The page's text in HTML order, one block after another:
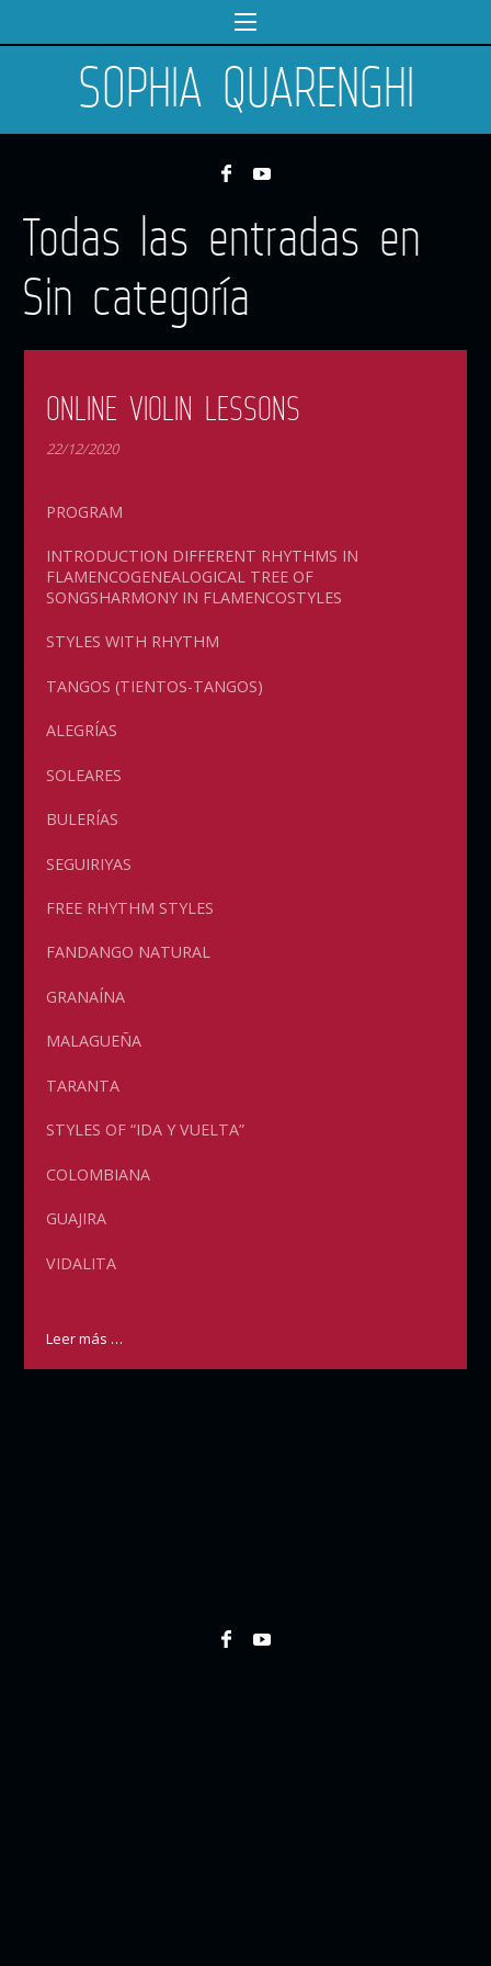
SOPHIA QUARENGHI
Todas las entradas en
Sin categoría
ONLINE VIOLIN LESSONS
22/12/2020
PROGRAM
INTRODUCTION DIFFERENT RHYTHMS IN
FLAMENCOGENEALOGICAL TREE OF
SONGSHARMONY IN FLAMENCOSTYLES
STYLES WITH RHYTHM
TANGOS (TIENTOS-TANGOS)
ALEGRÍAS
SOLEARES
BULERÍAS
SEGUIRIYAS
FREE RHYTHM STYLES
FANDANGO NATURAL
GRANAÍNA
MALAGUEÑA
TARANTA
STYLES OF “IDA Y VUELTA”
COLOMBIANA
GUAJIRA
VIDALITA
Leer más …